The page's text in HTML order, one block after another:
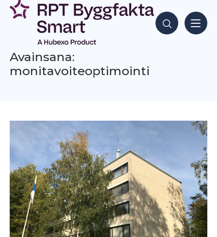
Siirry
sisältöön
Hae sisältöjä
Avainsana:
monitavoiteoptimointi